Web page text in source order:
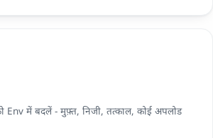
Env में बदलें - मुफ़्त, निजी, तत्काल, कोई अपलोड